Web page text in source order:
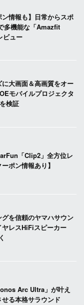
ン情報も】日常からスポ
多機能な「Amazfit
ビュー
大画面＆高画質をオー
モバイルプロジェクタ
検証
「Clip2」全方位レ
ポン情報あり】
を信頼のヤマハサウン
ヤレスHiFiスピーカー
Arc Ultra」が叶え
る本格サラウンド